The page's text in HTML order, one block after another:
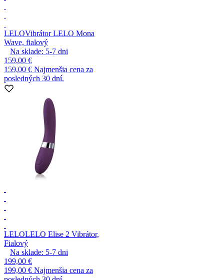
LELOVibrátor LELO Mona
Wave, fialový
Na sklade: 5-7 dni
159,00 €
159,00 € Najmenšia cena za
posledných 30 dní.
LELOLELO Elise 2 Vibrátor,
Fialový
Na sklade: 5-7 dni
199,00 €
199,00 € Najmenšia cena za